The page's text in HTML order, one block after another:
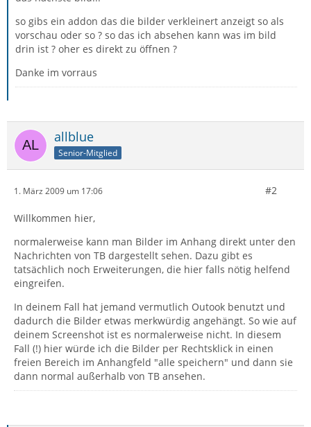
so gibs ein addon das die bilder verkleinert anzeigt so als
vorschau oder so ? so das ich absehen kann was im bild
drin ist ? oher es direkt zu öffnen ?
Danke im vorraus
allblue
Senior-Mitglied
1. März 2009 um 17:06 #2
Willkommen hier,
normalerweise kann man Bilder im Anhang direkt unter den
Nachrichten von TB dargestellt sehen. Dazu gibt es
tatsächlich noch Erweiterungen, die hier falls nötig helfend
eingreifen.
In deinem Fall hat jemand vermutlich Outook benutzt und
dadurch die Bilder etwas merkwürdig angehängt. So wie auf
deinem Screenshot ist es normalerweise nicht. In diesem
Fall (!) hier würde ich die Bilder per Rechtsklick in einen
freien Bereich im Anhangfeld "alle speichern" und dann sie
dann normal außerhalb von TB ansehen.